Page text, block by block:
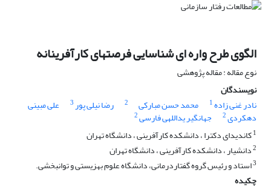
الگوی طرح واره ای شناسایی فرصتهای کارآفرینانه
نوع مقاله : مقاله پژوهشی
نویسندگان
نادر غنی زاده1 محمد حسن مبارکی 2 رضا نیلی پور3 علی مبینی
دهکردی2 جهانگیر یداللهی فارسی2
1کاندیدای دکترا ، دانشکده کارآفرینی ، دانشگاه تهران
2دانشیار ، دانشکده کارآفرینی ، دانشگاه تهران
3استاد و رئیس گروه گفتاردرمانی، دانشگاه علوم بهزیستی و توانبخشی.
چکیده